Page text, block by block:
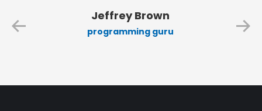
Jeffrey Brown
programming guru